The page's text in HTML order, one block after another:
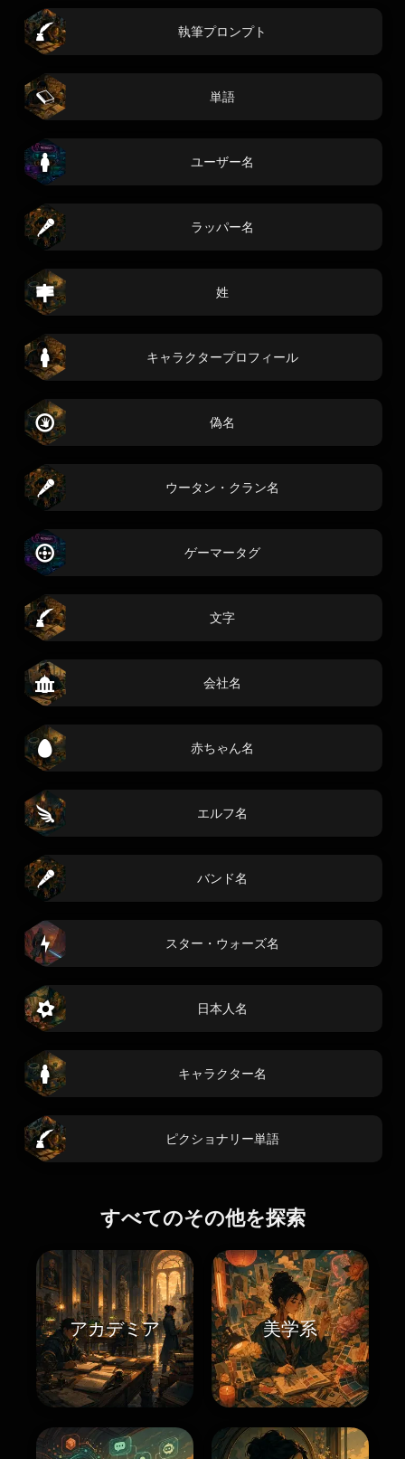
執筆プロンプト
単語
ユーザー名
ラッパー名
姓
キャラクタープロフィール
偽名
ウータン・クラン名
ゲーマータグ
文字
会社名
赤ちゃん名
エルフ名
バンド名
スター・ウォーズ名
日本人名
キャラクター名
ピクショナリー単語
すべてのその他を探索
アカデミア 美学系